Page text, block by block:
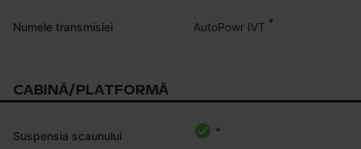
Numele transmisiei AutoPowr IVT *
CABINĂ/PLATFORMĂ
Suspensia scaunului *